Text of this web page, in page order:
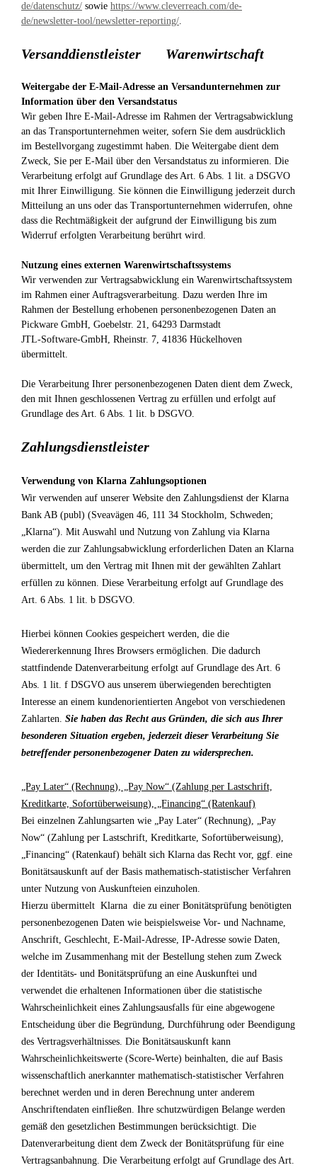
de/datenschutz/ sowie https://www.cleverreach.com/de-
de/newsletter-tool/newsletter-reporting/.
Versanddienstleister Warenwirtschaft
Weitergabe der E-Mail-Adresse an Versandunternehmen zur
Information über den Versandstatus
Wir geben Ihre E-Mail-Adresse im Rahmen der Vertragsabwicklung
an das Transportunternehmen weiter, sofern Sie dem ausdrücklich
im Bestellvorgang zugestimmt haben. Die Weitergabe dient dem
Zweck, Sie per E-Mail über den Versandstatus zu informieren. Die
Verarbeitung erfolgt auf Grundlage des Art. 6 Abs. 1 lit. a DSGVO
mit Ihrer Einwilligung. Sie können die Einwilligung jederzeit durch
Mitteilung an uns oder das Transportunternehmen widerrufen, ohne
dass die Rechtmäßigkeit der aufgrund der Einwilligung bis zum
Widerruf erfolgten Verarbeitung berührt wird.
Nutzung eines externen Warenwirtschaftssystems
Wir verwenden zur Vertragsabwicklung ein Warenwirtschaftssystem
im Rahmen einer Auftragsverarbeitung. Dazu werden Ihre im
Rahmen der Bestellung erhobenen personenbezogenen Daten an
Pickware GmbH, Goebelstr. 21, 64293 Darmstadt
JTL-Software-GmbH, Rheinstr. 7, 41836 Hückelhoven
übermittelt.
Die Verarbeitung Ihrer personenbezogenen Daten dient dem Zweck,
den mit Ihnen geschlossenen Vertrag zu erfüllen und erfolgt auf
Grundlage des Art. 6 Abs. 1 lit. b DSGVO.
Zahlungsdienstleister
Verwendung von Klarna Zahlungsoptionen
Wir verwenden auf unserer Website den Zahlungsdienst der Klarna
Bank AB (publ) (Sveavägen 46, 111 34 Stockholm, Schweden;
„Klarna“). Mit Auswahl und Nutzung von Zahlung via Klarna
werden die zur Zahlungsabwicklung erforderlichen Daten an Klarna
übermittelt, um den Vertrag mit Ihnen mit der gewählten Zahlart
erfüllen zu können. Diese Verarbeitung erfolgt auf Grundlage des
Art. 6 Abs. 1 lit. b DSGVO.
Hierbei können Cookies gespeichert werden, die die
Wiedererkennung Ihres Browsers ermöglichen. Die dadurch
stattfindende Datenverarbeitung erfolgt auf Grundlage des Art. 6
Abs. 1 lit. f DSGVO aus unserem überwiegenden berechtigten
Interesse an einem kundenorientierten Angebot von verschiedenen
Zahlarten. Sie haben das Recht aus Gründen, die sich aus Ihrer
besonderen Situation ergeben, jederzeit dieser Verarbeitung Sie
betreffender personenbezogener Daten zu widersprechen.
„Pay Later“ (Rechnung), „Pay Now“ (Zahlung per Lastschrift,
Kreditkarte, Sofortüberweisung), „Financing“ (Ratenkauf)
Bei einzelnen Zahlungsarten wie „Pay Later“ (Rechnung), „Pay
Now“ (Zahlung per Lastschrift, Kreditkarte, Sofortüberweisung),
„Financing“ (Ratenkauf) behält sich Klarna das Recht vor, ggf. eine
Bonitätsauskunft auf der Basis mathematisch-statistischer Verfahren
unter Nutzung von Auskunfteien einzuholen.
Hierzu übermittelt Klarna die zu einer Bonitätsprüfung benötigten
personenbezogenen Daten wie beispielsweise Vor- und Nachname,
Anschrift, Geschlecht, E-Mail-Adresse, IP-Adresse sowie Daten,
welche im Zusammenhang mit der Bestellung stehen zum Zweck
der Identitäts- und Bonitätsprüfung an eine Auskunftei und
verwendet die erhaltenen Informationen über die statistische
Wahrscheinlichkeit eines Zahlungsausfalls für eine abgewogene
Entscheidung über die Begründung, Durchführung oder Beendigung
des Vertragsverhältnisses. Die Bonitätsauskunft kann
Wahrscheinlichkeitswerte (Score-Werte) beinhalten, die auf Basis
wissenschaftlich anerkannter mathematisch-statistischer Verfahren
berechnet werden und in deren Berechnung unter anderem
Anschriftendaten einfließen. Ihre schutzwürdigen Belange werden
gemäß den gesetzlichen Bestimmungen berücksichtigt. Die
Datenverarbeitung dient dem Zweck der Bonitätsprüfung für eine
Vertragsanbahnung. Die Verarbeitung erfolgt auf Grundlage des Art.